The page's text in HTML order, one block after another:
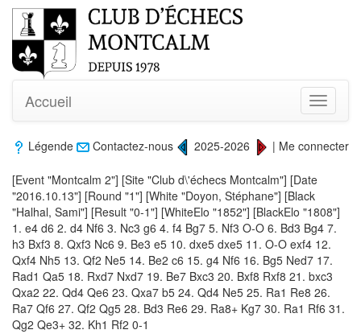
Toggle
Accueil
Légende Contactez-nous 2025-2026 | Me connecter
[Event "Montcalm 2"] [Site "Club d\'échecs Montcalm"] [Date
"2016.10.13"] [Round "1"] [White "Doyon, Stéphane"] [Black
"Halhal, Sami"] [Result "0-1"] [WhiteElo "1852"] [BlackElo "1808"]
1. e4 d6 2. d4 Nf6 3. Nc3 g6 4. f4 Bg7 5. Nf3 O-O 6. Bd3 Bg4 7.
h3 Bxf3 8. Qxf3 Nc6 9. Be3 e5 10. dxe5 dxe5 11. O-O exf4 12.
Qxf4 Nh5 13. Qf2 Ne5 14. Be2 c6 15. g4 Nf6 16. Bg5 Ned7 17.
Rad1 Qa5 18. Rxd7 Nxd7 19. Be7 Bxc3 20. Bxf8 Rxf8 21. bxc3
Qxa2 22. Qd4 Qe6 23. Qxa7 b5 24. Qd4 Ne5 25. Ra1 Re8 26.
Ra7 Qf6 27. Qf2 Qg5 28. Bd3 Re6 29. Ra8+ Kg7 30. Ra1 Rf6 31.
Qg2 Qe3+ 32. Kh1 Rf2 0-1